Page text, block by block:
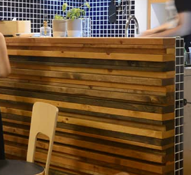
相場データ提供サービス
買替えシミュレーション
買替え成功のポイント
不動産相場価格推定システ
購入時・購入後のサポート
不動産用語
住まいをさがすときに役立
AI査定＋チャット相談
相場データ提供サービス
買替えシミュレーション
お客さまの声（売却）
売主さま向けのサービス
割引サービスの案内
住まいを売るときに役立つ
ログ 知っておきたいトラブル
購入時・購入後のサポート
リフォームするときに役立
豊中市
吹田市
豊能郡豊能町
茨木市
摂津市
高槻市
江坂営業所
茨木営業所
高槻営業所
本町営業所
ニケーシ
業
事業
投資家の皆様へ
決算発表
IRカレンダー
IRライブラリー
電子公告
株式関連情報
会社見学会